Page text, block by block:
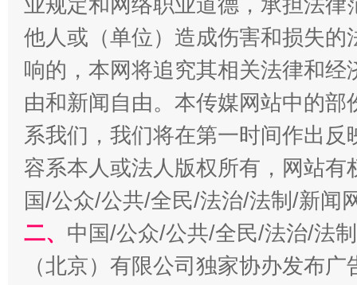
习近平的博鳌关键词
魏明亮
他人或（单位）造成伤害和损失
响的，本网将追究其相关法律和
由和新闻自由。本传媒网站中的
系我们，我们将在第一时间作出
容系本人或法人版权所有，网站
国/公众/公共/全民/法治/法制/新闻
二、 中国/公众/公共/全民/法治/法
（北京）有限公司独家协办发布